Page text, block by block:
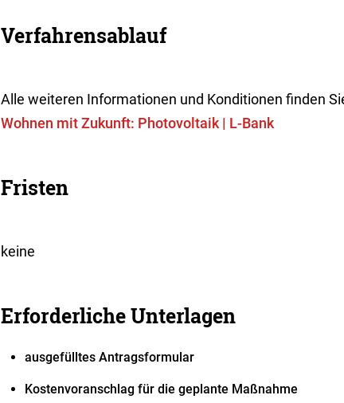
Verfahrensablauf
Alle weiteren Informationen und Konditionen finden
Wohnen mit Zukunft: Photovoltaik | L-Bank
Fristen
keine
Erforderliche Unterlagen
ausgefülltes Antragsformular
Kostenvoranschlag für die geplante Maßnahme